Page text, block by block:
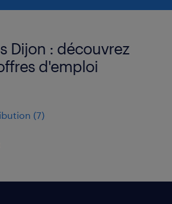
Dijon : découvrez
d'emploi
(7)